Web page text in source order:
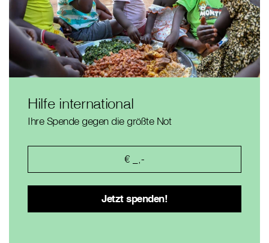
Hilfe international
Ihre Spende gegen die größte Not